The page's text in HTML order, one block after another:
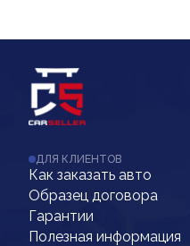
ДЛЯ КЛИЕНТОВ
Как заказать авто
Образец договора
Гарантии
Полезная информация